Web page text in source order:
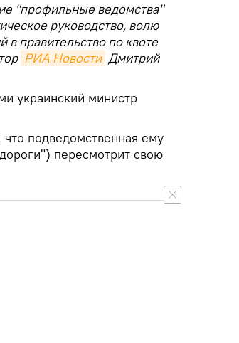
"профильные ведомства"
руководство, волю
правительство по квоте
РИА Новости Дмитрий
украинский министр
подведомственная ему
пересмотрит свою